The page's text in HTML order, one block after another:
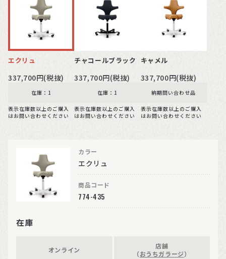
エクリュ
337,700円(税抜)
在庫：1
表示在庫数以上のご購入
はお問い合わせください
チャコールブラック
337,700円(税抜)
在庫：1
表示在庫数以上のご購入
はお問い合わせください
キャメル
337,700円(税抜)
納期問い合わせ品
表示在庫数以上のご購入
はお問い合わせください
カラー
エクリュ
商品コード
774-435
在庫
オンライン
店舗
（おうちガラージ）